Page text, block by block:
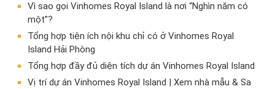
Vì sao gọi Vinhomes Royal Island là nơi “Nghìn năm có
một”?
Tổng hợp tiện ích nội khu chỉ có ở Vinhomes Royal
Island Hải Phòng
Tổng hợp đầy đủ diện tích dự án Vinhomes Royal Island
Vị trí dự án Vinhomes Royal Island | Xem nhà mẫu & Sa